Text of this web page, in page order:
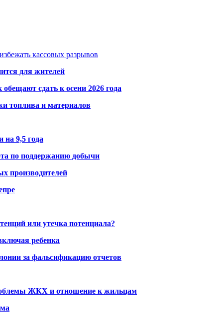
кассовых разрывов
для жителей
сдать к осени 2026 года
топлива и материалов
на 9,5 года
по поддержанию добычи
производителей
или утечка потенциала?
ребенка
за фальсификацию отчетов
ЖКХ и отношение к жильцам